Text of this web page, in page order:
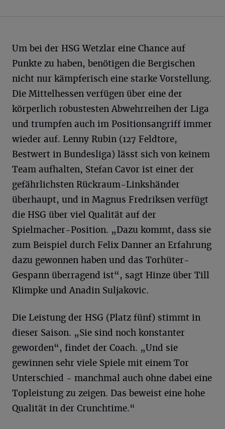
Um bei der HSG Wetzlar eine Chance auf
Punkte zu haben, benötigen die Bergischen
nicht nur kämpferisch eine starke Vorstellung.
Die Mittelhessen verfügen über eine der
körperlich robustesten Abwehrreihen der Liga
und trumpfen auch im Positionsangriff immer
wieder auf. Lenny Rubin (127 Feldtore,
Bestwert in Bundesliga) lässt sich von keinem
Team aufhalten, Stefan Cavor ist einer der
gefährlichsten Rückraum-Linkshänder
überhaupt, und in Magnus Fredriksen verfügt
die HSG über viel Qualität auf der
Spielmacher-Position. „Dazu kommt, dass sie
zum Beispiel durch Felix Danner an Erfahrung
dazu gewonnen haben und das Torhüter-
Gespann überragend ist“, sagt Hinze über Till
Klimpke und Anadin Suljakovic.
Die Leistung der HSG (Platz fünf) stimmt in
dieser Saison. „Sie sind noch konstanter
geworden“, findet der Coach. „Und sie
gewinnen sehr viele Spiele mit einem Tor
Unterschied - manchmal auch ohne dabei eine
Topleistung zu zeigen. Das beweist eine hohe
Qualität in der Crunchtime.“